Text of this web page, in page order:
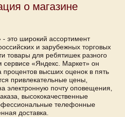
о магазине
это широкий ассортимент
и зарубежных торговых
товары для ребятишек разного
сервисе «Яндекс. Маркет» он
процентов высших оценок в пять
привлекательные цены,
электронную почту оповещения,
высококачественные
телефонные
доставка.